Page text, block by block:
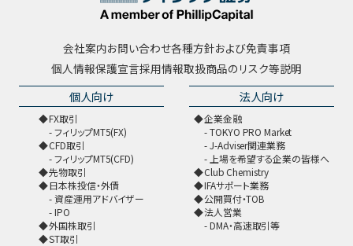
会社案内お問い合わせ各種方針および免責事項
個人情報保護宣言採用情報取扱商品のリスク等説明
個人向け
FX取引
フィリップMT5(FX)
CFD取引
フィリップMT5(CFD)
先物取引
日本株投信・外債
資産運用アドバイザー
IPO
外国株取引
ST取引
法人向け
企業金融
TOKYO PRO Market
J-Adviser関連業務
上場を希望する企業の皆様へ
Club Chemistry
IFAサポート業務
公開買付・TOB
法人営業
DMA・高速取引等